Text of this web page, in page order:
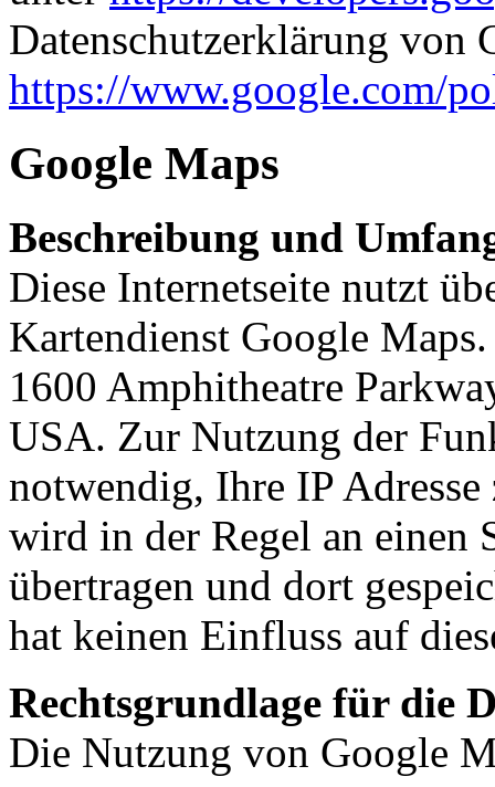
Datenschutzerklärung von
https://www.google.com/
Google Maps
Beschreibung und
Diese Internetseite nutzt
Kartendienst Google
1600 Amphitheatre
USA. Zur Nutzung der
notwendig, Ihre IP
wird in der Regel an einen
übertragen und dort
hat keinen Einfluss auf
Rechtsgrundlage für die
Die Nutzung von Google